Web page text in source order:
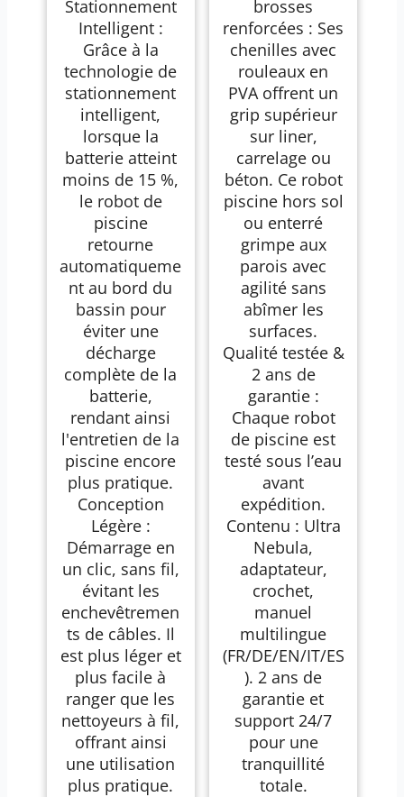
Stationnement
Intelligent :
Grâce à la
technologie de
stationnement
intelligent,
lorsque la
batterie atteint
moins de 15 %,
le robot de
piscine
retourne
automatiqueme
nt au bord du
bassin pour
éviter une
décharge
complète de la
batterie,
rendant ainsi
l'entretien de la
piscine encore
plus pratique.
Conception
Légère :
Démarrage en
un clic, sans fil,
évitant les
enchevêtremen
ts de câbles. Il
est plus léger et
plus facile à
ranger que les
nettoyeurs à fil,
offrant ainsi
une utilisation
plus pratique.
brosses
renforcées : Ses
chenilles avec
rouleaux en
PVA offrent un
grip supérieur
sur liner,
carrelage ou
béton. Ce robot
piscine hors sol
ou enterré
grimpe aux
parois avec
agilité sans
abîmer les
surfaces.
Qualité testée &
2 ans de
garantie :
Chaque robot
de piscine est
testé sous l’eau
avant
expédition.
Contenu : Ultra
Nebula,
adaptateur,
crochet,
manuel
multilingue
(FR/DE/EN/IT/ES
). 2 ans de
garantie et
support 24/7
pour une
tranquillité
totale.